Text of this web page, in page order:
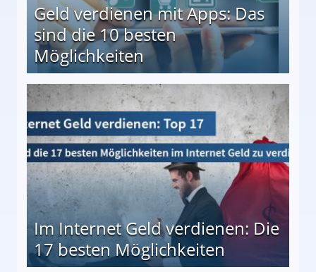
Geld verdienen mit Apps: Das
sind die 10 besten
Möglichkeiten
besten Möglichkeiten
Im Internet Geld verdienen: Die
17 besten Möglichkeiten